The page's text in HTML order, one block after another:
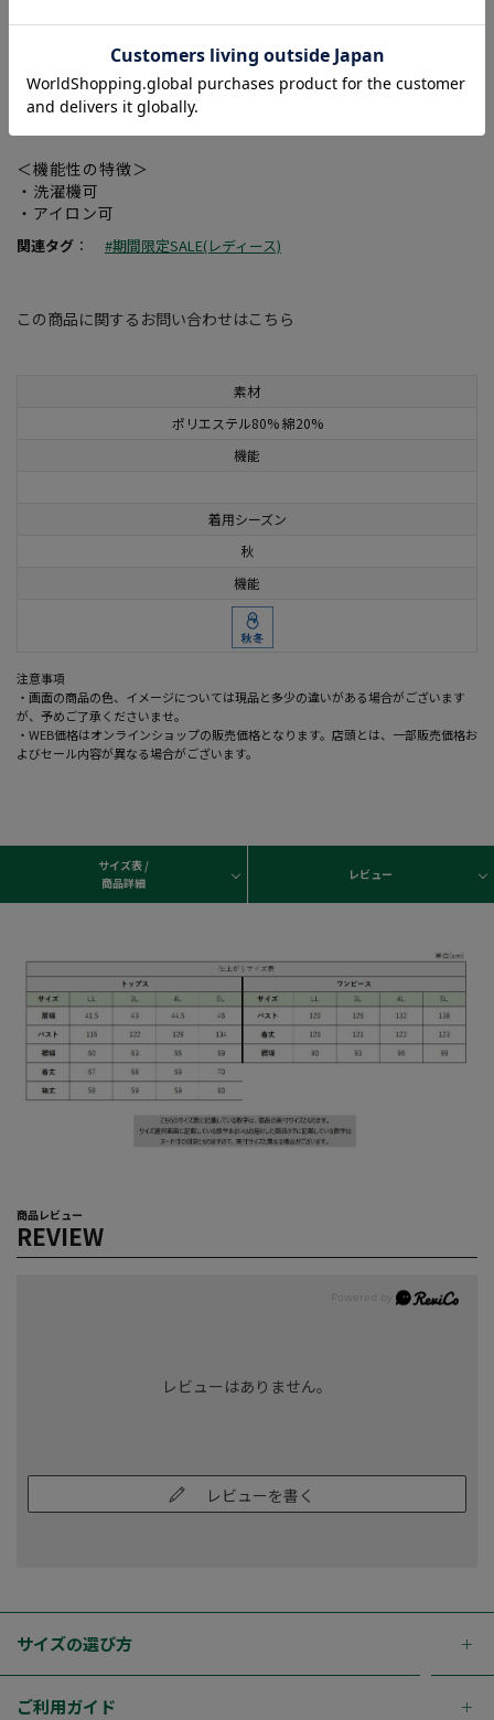
素材
ポリエステル80% 綿20%
機能
着用シーズン
秋
機能
注意事項
・画面の商品の色、イメージについては現品と多少の違いがある場合がございます
が、予めご了承くださいませ。
・WEB価格はオンラインショップの販売価格となります。店頭とは、一部販売価格お
よびセール内容が異なる場合がございます。
＜仕様の特徴＞
・ゆったり着丈も長い体型カバー出来るジャンスカデザイン
・合わせ易いポケット付きのジャンスカ
・この商品でコーディネイト完成する商品
＜機能性の特徴＞
・洗濯機可
・アイロン可
関連タグ ： #期間限定SALE(レディース)
この商品に関するお問い合わせはこちら
サイズ表 /
商品詳細
レビュー
商品レビュー
REVIEW
レビューはありません。
レビューを書く
サイズの選び方
ご利用ガイド